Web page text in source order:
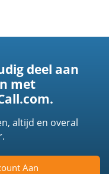
deel aan
met
altijd en overal
Aan